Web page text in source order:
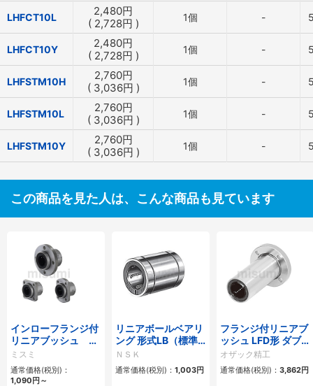
LHFCT10L 2,480円
( 2,728円 ) 1個 -
LHFCT10Y 2,480円
( 2,728円 ) 1個 -
LHFSTM10H 2,760円
( 3,036円 ) 1個 -
LHFSTM10L 2,760円
( 3,036円 ) 1個 -
LHFSTM10Y 2,760円
( 3,036円 ) 1個 -
この商品を見た人は、こんな商品も見ています
インローフランジ付
リニアブッシュ シ
ョートタイプ
ミスミ
通常価格(税別)：
1,090 円 ～
リニアボールベアリ
ング 形式LB（標準
形）シールなし
ＮＳＫ
通常価格(税別)： 1,003円
フランジ付リニアブ
ッシュ LFD形 ダブル
丸形フランジ
オザック精工
通常価格(税別)： 3,862円